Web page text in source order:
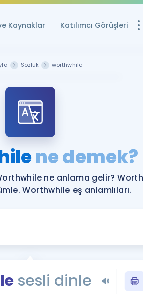
Kaynaklar Katılımcı Görüşleri
Ücretsiz
YDS ve YÖKDİL
YDS ve YÖKDİL'e
Tüm ÖSYM
YDS - YÖKDİL
Sözlük worthwhile
ne demek?
ne anlama gelir?
Worthwhile eş anlamlıları.
sesli dinle